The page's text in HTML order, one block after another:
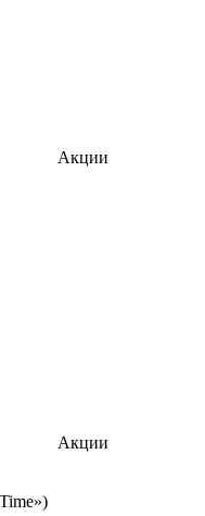
Акции
Акции